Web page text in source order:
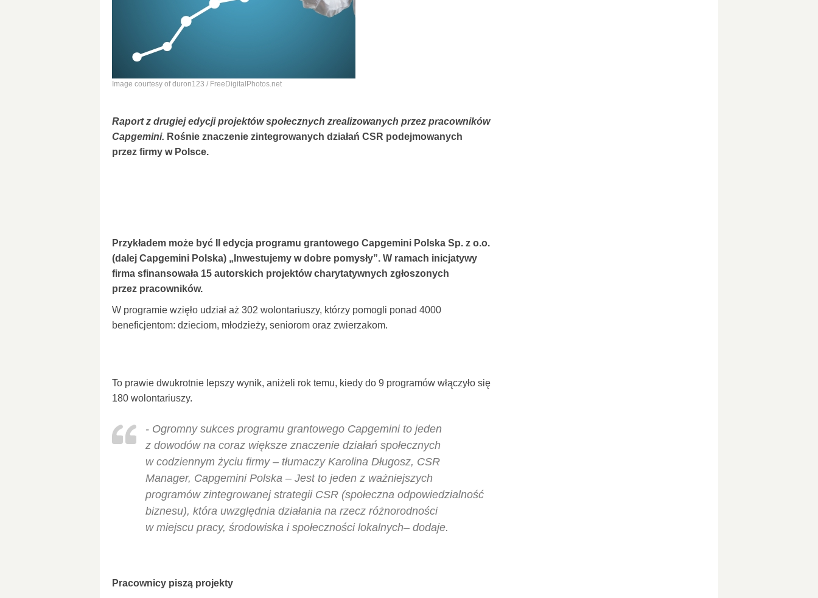
Image courtesy of duron123 / FreeDigitalPhotos.net
Raport z drugiej edycji projektów społecznych zrealizowanych przez pracowników
Capgemini. Rośnie znaczenie zintegrowanych działań CSR podejmowanych
przez firmy w Polsce.
Przykładem może być II edycja programu grantowego Capgemini Polska Sp. z o.o.
(dalej Capgemini Polska) „Inwestujemy w dobre pomysły”. W ramach inicjatywy
firma sfinansowała 15 autorskich projektów charytatywnych zgłoszonych
przez pracowników.
W programie wzięło udział aż 302 wolontariuszy, którzy pomogli ponad 4000
beneficjentom: dzieciom, młodzieży, seniorom oraz zwierzakom.
To prawie dwukrotnie lepszy wynik, aniżeli rok temu, kiedy do 9 programów włączyło się
180 wolontariuszy.
- Ogromny sukces programu grantowego Capgemini to jeden
z dowodów na coraz większe znaczenie działań społecznych
w codziennym życiu firmy – tłumaczy Karolina Długosz, CSR
Manager, Capgemini Polska – Jest to jeden z ważniejszych
programów zintegrowanej strategii CSR (społeczna odpowiedzialność
biznesu), która uwzględnia działania na rzecz różnorodności
w miejscu pracy, środowiska i społeczności lokalnych– dodaje.
Pracownicy piszą projekty